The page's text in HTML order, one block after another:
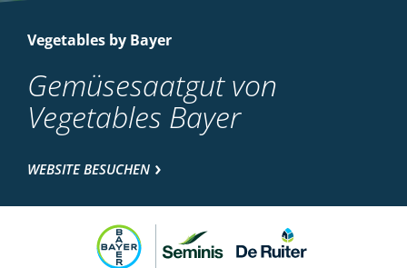
Vegetables by Bayer
Gemüsesaatgut von
Vegetables Bayer
WEBSITE BESUCHEN